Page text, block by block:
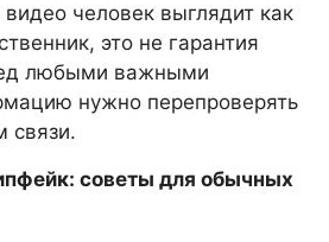
человек выглядит как
это не гарантия
любыми важными
нужно перепроверять
связи.
советы для обычных